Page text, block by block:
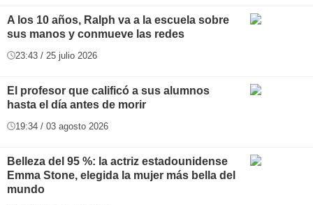
A los 10 años, Ralph va a la escuela sobre
sus manos y conmueve las redes
23:43 / 25 julio 2026
El profesor que calificó a sus alumnos
hasta el día antes de morir
19:34 / 03 agosto 2026
Belleza del 95 %: la actriz estadounidense
Emma Stone, elegida la mujer más bella del
mundo